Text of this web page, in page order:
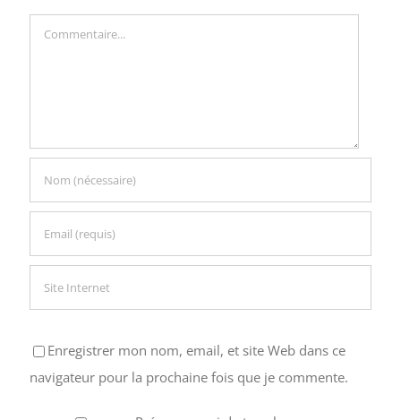
Commentaire
Enregistrer mon nom, email, et site Web dans ce
navigateur pour la prochaine fois que je commente.